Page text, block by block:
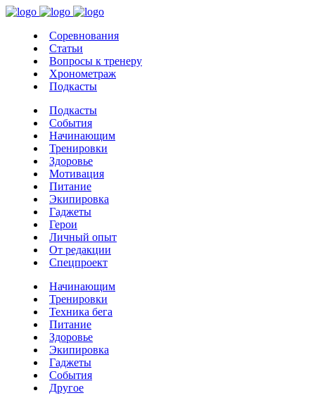
Соревнования
Статьи
Вопросы к тренеру
Хронометраж
Подкасты
Подкасты
События
Начинающим
Тренировки
Здоровье
Мотивация
Питание
Экипировка
Гаджеты
Герои
Личный опыт
От редакции
Спецпроект
Начинающим
Тренировки
Техника бега
Питание
Здоровье
Экипировка
Гаджеты
События
Другое